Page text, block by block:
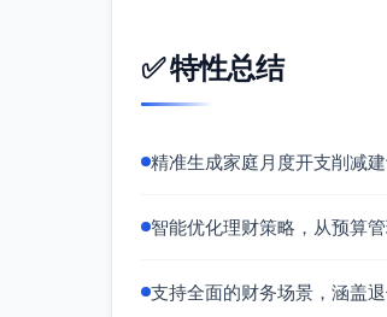
✅ 特性总结
精准生成家庭月度开支削减
智能优化理财策略，从预算
支持全面的财务场景，涵盖